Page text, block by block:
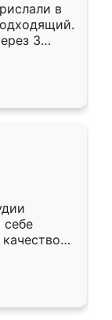
в
3
себе
почти